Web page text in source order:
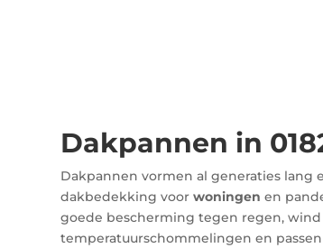
Dakpannen in
Dakpannen vormen al generaties lang
dakbedekking voorwoningen en
goede bescherming tegen regen, wind
temperatuurschommelingen en